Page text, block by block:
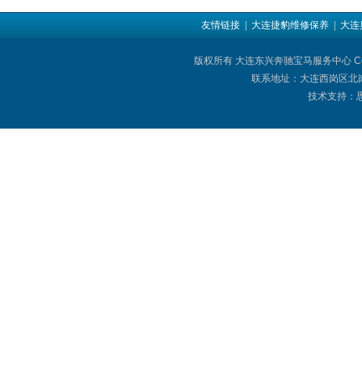
友情链接 | 大连捷豹维修保养 | 大连
版权所有 大连东兴奔驰宝马服务中心
联系地址：大连西岗区
技术支持：